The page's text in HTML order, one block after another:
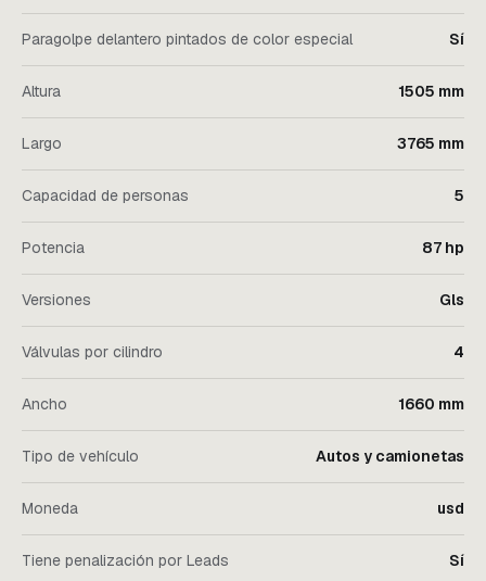
Paragolpe delantero pintados de color especial Sí
Altura 1505 mm
Largo 3765 mm
Capacidad de personas 5
Potencia 87 hp
Versiones Gls
Válvulas por cilindro 4
Ancho 1660 mm
Tipo de vehículo Autos y camionetas
Moneda usd
Tiene penalización por Leads Sí